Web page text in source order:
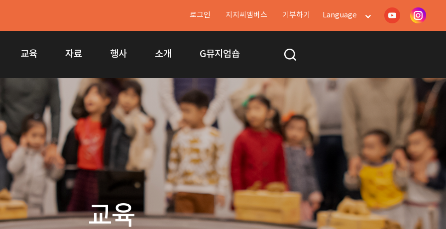
로그인 지지씨멤버스 기부하기 Language
교육 자료 행사 소개 G뮤지엄숍
교육